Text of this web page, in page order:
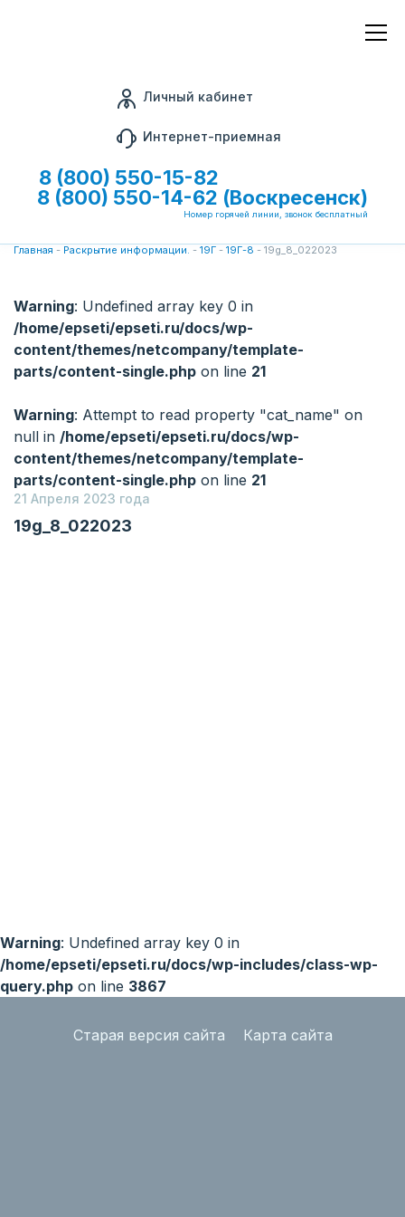
Личный кабинет
Интернет-приемная
8 (800) 550-15-82
8 (800) 550-14-62 (Воскресенск)
Номер горячей линии, звонок бесплатный
Главная - Раскрытие информации. - 19Г - 19Г-8 - 19g_8_022023
Warning: Undefined array key 0 in
/home/epseti/epseti.ru/docs/wp-
content/themes/netcompany/template-
parts/content-single.php on line 21
Warning: Attempt to read property "cat_name" on
null in /home/epseti/epseti.ru/docs/wp-
content/themes/netcompany/template-
parts/content-single.php on line 21
21 Апреля 2023 года
19g_8_022023
Warning: Undefined array key 0 in
/home/epseti/epseti.ru/docs/wp-includes/class-wp-
query.php on line 3867
Старая версия сайта Карта сайта